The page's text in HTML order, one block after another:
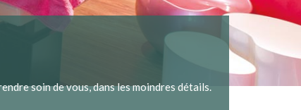
soin de vous, dans les moindres détails.